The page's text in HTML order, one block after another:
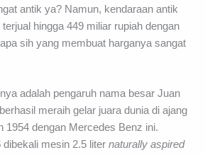
antik ya? Namun, kendaraan antik
hingga 449 miliar rupiah dengan
sih yang membuat harganya sangat
adalah pengaruh nama besar Juan
meraih gelar juara dunia di ajang
1954 dengan Mercedes Benz ini.
dibekali mesin 2.5 liternaturally aspired